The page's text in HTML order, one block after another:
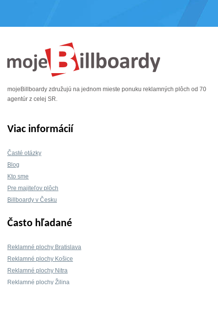
mojeBillboardy združujú na jednom mieste ponuku reklamných plôch od 70
agentúr z celej SR.
Viac informácií
Časté otázky
Blog
Kto sme
Pre majiteľov plôch
Billboardy v Česku
Často hľadané
Reklamné plochy Bratislava
Reklamné plochy Košice
Reklamné plochy Nitra
Reklamné plochy Žilina